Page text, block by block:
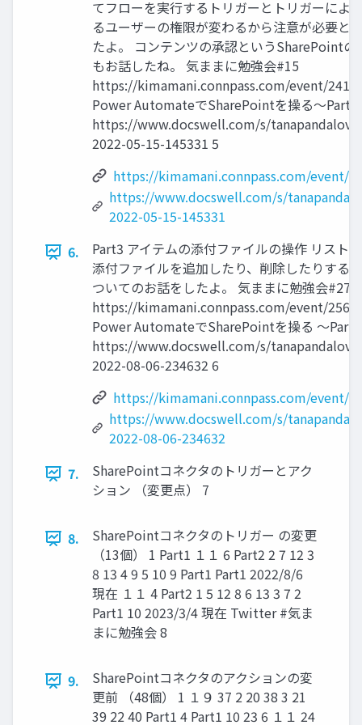
てフローを実行するトリガーとトリガーによ
るユーザーの権限が変わるから注意が必要と
たよ。 コンテンツの承認というSharePointの
もお話したね。 気ままに勉強会#15
https://kimamani.connpass.com/event/
Power AutomateでSharePointを操る～Part1
https://www.docswell.com/s/
2022-05-15-145331 5
https://kimamani.connpass.com/event/
https://www.docswell.com/s/
2022-05-15-145331
6.
Part3 アイテムの添付ファイルの操作 リスト
添付ファイルを追加したり、削除したりする
ついてのお話をしたよ。 気ままに勉強会#27
https://kimamani.connpass.com/event/
Power AutomateでSharePointを操る ～Part
https://www.docswell.com/s/
2022-08-06-234632 6
https://kimamani.connpass.com/event/
https://www.docswell.com/s/
2022-08-06-234632
7.
SharePointコネクタのトリガーとアク
ション （変更点） 7
8.
SharePointコネクタのトリガー の変更
（13個） 1 Part1 １１ 6 Part2 2 7 12 3
8 13 4 9 5 10 9 Part1 Part1 2022/8/6
現在 １１ 4 Part2 1 5 12 8 6 13 3 7 2
Part1 10 2023/3/4 現在 Twitter #気ま
まに勉強会 8
9.
SharePointコネクタのアクションの変
更前 （48個） 1 １９ 37 2 20 38 3 21
39 22 40 Part1 4 Part1 10 23 6 １１ 24